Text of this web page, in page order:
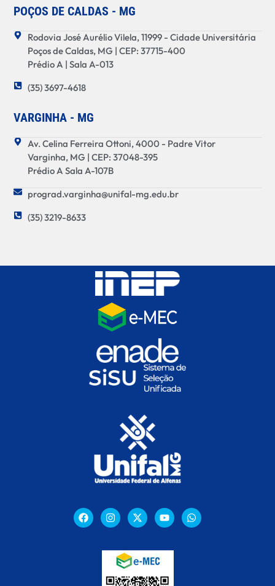
POÇOS DE CALDAS - MG
Rodovia José Aurélio Vilela, 11999 - Cidade Universitária
Poços de Caldas, MG | CEP: 37715-400
Prédio A | Sala A-013
(35) 3697-4618
VARGINHA - MG
Av. Celina Ferreira Ottoni, 4000 - Padre Vitor
Varginha, MG | CEP: 37048-395
Prédio A Sala A-107B
prograd.varginha@unifal-mg.edu.br
(35) 3219-8633